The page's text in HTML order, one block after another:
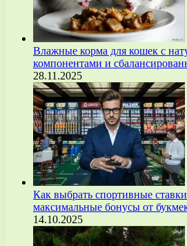
Влажные корма для кошек с
компонентами и
28.11.2025
Как выбрать спортивные
максимальные бонусы от
14.10.2025